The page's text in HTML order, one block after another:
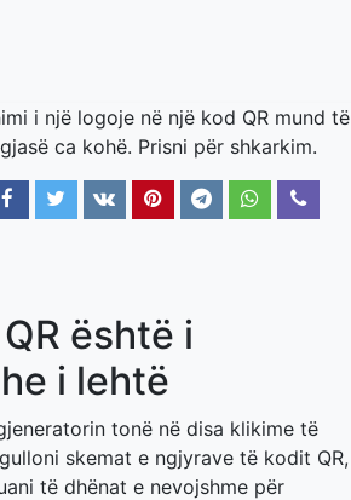
i një logoje në një kod QR mund të
ca kohë. Prisni për shkarkim.
është i
i lehtë
tonë në disa klikime të
skemat e ngjyrave të kodit QR,
të dhënat e nevojshme për